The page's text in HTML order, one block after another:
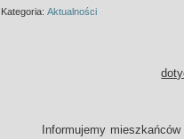
Kategoria:Aktualności
Informujemy